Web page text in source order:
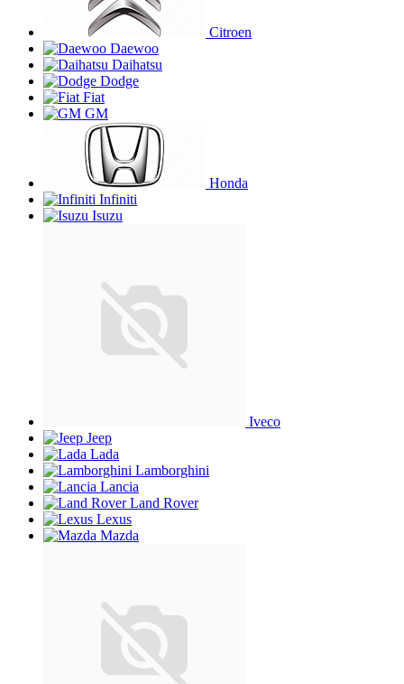
Citroen
Daewoo
Daihatsu
Dodge
Fiat
GM
Honda
Infiniti
Isuzu
Iveco
Jeep
Lada
Lamborghini
Lancia
Land Rover
Lexus
Mazda